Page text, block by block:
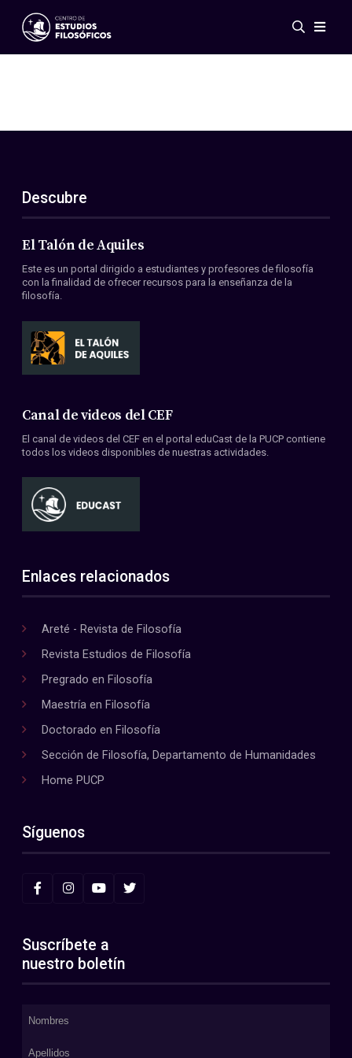
Eventos
ES
EN
Acerca de nosotros
Miembros
Convenios
Descubre
El Talón de Aquiles
Este es un portal dirigido a estudiantes y profesores de filosofía
con la finalidad de ofrecer recursos para la enseñanza de la
filosofía.
Canal de videos del CEF
El canal de videos del CEF en el portal eduCast de la PUCP contiene
todos los videos disponibles de nuestras actividades.
Enlaces relacionados
Areté - Revista de Filosofía
Revista Estudios de Filosofía
Pregrado en Filosofía
Maestría en Filosofía
Doctorado en Filosofía
Sección de Filosofía, Departamento de Humanidades
Home PUCP
Síguenos
Suscríbete a
nuestro boletín